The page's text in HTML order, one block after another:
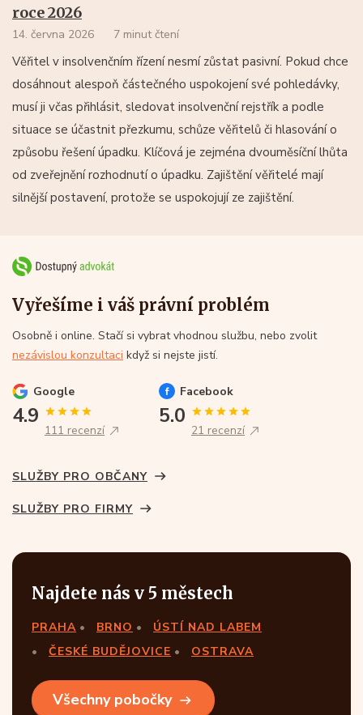
roce 2026
14. června 2026 7 minut čtení
Věřitel v insolvenčním řízení nesmí zůstat pasivní. Pokud chce
dosáhnout alespoň částečného uspokojení své pohledávky,
musí ji včas přihlásit, sledovat insolvenční rejstřík a podle
situace se účastnit přezkumu, schůze věřitelů či hlasování o
způsobu řešení úpadku. Klíčová je zejména dvouměsíční lhůta
od zveřejnění rozhodnutí o úpadku. Zajištění věřitelé mají
silnější postavení, protože se uspokojují ze zajištění.
Vyřešíme i váš právní problém
Osobně i online. Stačí si vybrat vhodnou službu, nebo zvolit
nezávislou konzultaci když si nejste jistí.
Google
4.9
111 recenzí
Facebook
5.0
21 recenzí
SLUŽBY PRO OBČANY
SLUŽBY PRO FIRMY
Najdete nás v 5 městech
PRAHA BRNO
ÚSTÍ NAD LABEM
ČESKÉ BUDĚJOVICE
OSTRAVA
Všechny pobočky